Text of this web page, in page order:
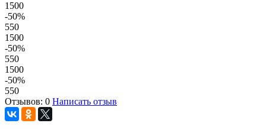
1500
-50%
550
1500
-50%
550
1500
-50%
550
Отзывов: 0 Написать отзыв